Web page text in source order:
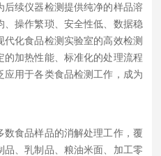
续仪器检测提供纯净的样品溶
操作繁琐、安全性低、数据稳
化食品检测实验室的高效检测
加热性能、标准化的处理流程
用于各类食品检测工作，成为
食品样品的消解处理工作，覆
、乳制品、粮油米面、加工零